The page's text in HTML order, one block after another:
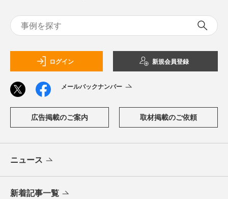
ログイン 新規会員登録
メールバックナンバー
広告掲載のご案内 取材掲載のご依頼
ニュース
新着記事一覧